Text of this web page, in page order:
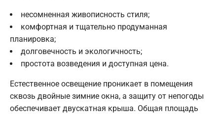
несомненная живописность стиля;
комфортная и тщательно продуманная
планировка;
долговечность и экологичность;
простота возведения и доступная цена.
Естественное освещение проникает в помещения
сквозь двойные зимние окна, а защиту от непогоды
обеспечивает двускатная крыша. Общая площадь